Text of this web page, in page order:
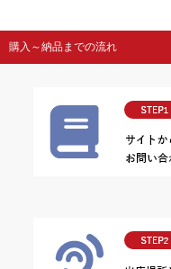
購入～納品までの流れ